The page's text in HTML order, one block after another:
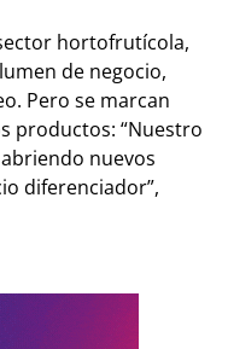
hortofrutícola,
de negocio,
Pero se marcan
productos: “Nuestro
nuevos
diferenciador”,